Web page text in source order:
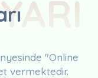
"Online
vermektedir.